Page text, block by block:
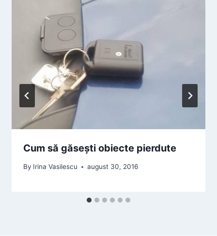
Cum să găsești obiecte pierdute
By Irina Vasilescu august 30, 2016